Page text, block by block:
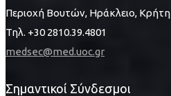
Περιοχή Βουτών, Ηράκλειο, Κρήτη
Τηλ. +30 2810.39.4801
medsec@med.uoc.gr
Σημαντικοί Σύνδεσμοι